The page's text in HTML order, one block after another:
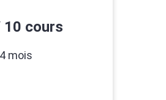
10 cours
mois